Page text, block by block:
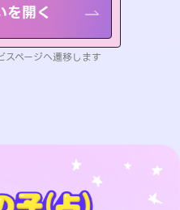
開く
ページへ遷移します